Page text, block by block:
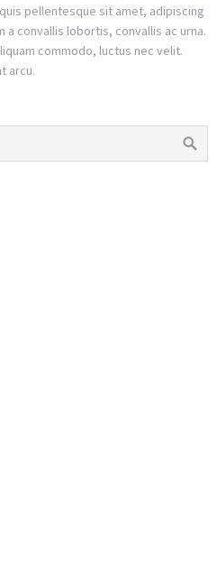
pellentesque sit amet, adipiscing
a convallis lobortis, convallis ac urna.
commodo, luctus nec velit.
arcu.